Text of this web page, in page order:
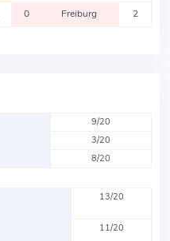
0 Freiburg 2
9/20
3/20
8/20
13/20
11/20